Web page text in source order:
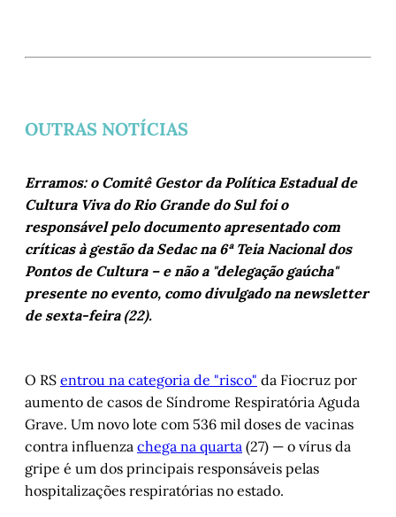
OUTRAS NOTÍCIAS
Erramos: o Comitê Gestor da Política Estadual de
Cultura Viva do Rio Grande do Sul foi o
responsável pelo documento apresentado com
críticas à gestão da Sedac na 6ª Teia Nacional dos
Pontos de Cultura – e não a "delegação gaúcha"
presente no evento, como divulgado na newsletter
de sexta-feira (22).
O RS entrou na categoria de "risco" da Fiocruz por
aumento de casos de Síndrome Respiratória Aguda
Grave. Um novo lote com 536 mil doses de vacinas
contra influenza chega na quarta (27) — o vírus da
gripe é um dos principais responsáveis pelas
hospitalizações respiratórias no estado.